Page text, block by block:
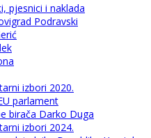
pjesnici i naklada
Podravski
izbori 2020.
parlament
birača Darko Duga
izbori 2024.